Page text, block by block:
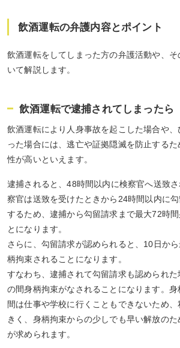
飲酒運転の弁護内容とポイント
飲酒運転をしてしまった方の弁護活動や、
いて解説します。
飲酒運転で逮捕されてしまったら
飲酒運転により人身事故を起こした場合や、
った場合には、逃亡や証拠隠滅を防止する
性が高いといえます。
逮捕されると、48時間以内に検察官へ送致
察官は送致を受けたときから24時間以内に
するため、逮捕から勾留請求まで最大72時
とになります。
さらに、勾留請求が認められると、10日か
柄拘束されることになります。
すなわち、逮捕されて勾留請求も認められ
の間身柄拘束がなされることになります。
間は仕事や学校に行くこともできないため
きく、身柄拘束からの少しでも早い解放の
が求められます。